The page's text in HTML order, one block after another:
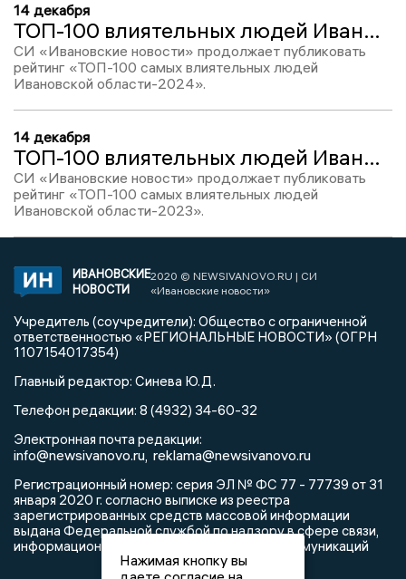
14 декабря
ТОП-100 влиятельных людей Ивановской области-2024: Дмитрий Юзенко, место № 58
СИ «Ивановские новости» продолжает публиковать
рейтинг «ТОП-100 самых влиятельных людей
Ивановской области-2024».
14 декабря
ТОП-100 влиятельных людей Ивановской области-2022: Дмитрий Юзенко, место № 64
СИ «Ивановские новости» продолжает публиковать
рейтинг «ТОП-100 самых влиятельных людей
Ивановской области-2023».
ИВАНОВСКИЕ
НОВОСТИ
2020 © NEWSIVANOVO.RU | СИ
«Ивановские новости»
Учредитель (соучредители): Общество с ограниченной
ответственностью «РЕГИОНАЛЬНЫЕ НОВОСТИ» (ОГРН
1107154017354)
Главный редактор: Синева Ю.Д.
Телефон редакции: 8 (4932) 34-60-32
Электронная почта редакции:
info@newsivanovo.ru, reklama@newsivanovo.ru
Регистрационный номер: серия ЭЛ № ФС 77 - 77739 от 31
января 2020 г. согласно выписке из реестра
зарегистрированных средств массовой информации
выдана Федеральной службой по надзору в сфере связи,
информационных технологий и массовых коммуникаций
Нажимая кнопку вы